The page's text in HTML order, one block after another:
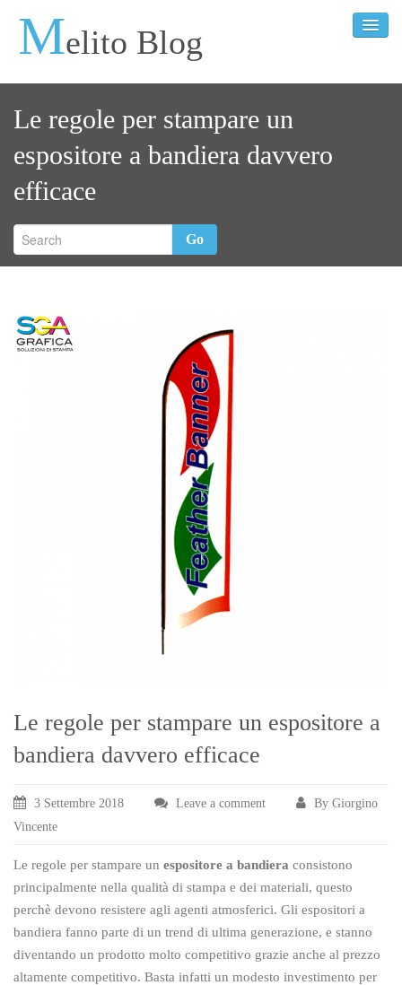
Melito Blog
Le regole per stampare un
espositore a bandiera davvero
efficace
Go
Le regole per stampare un espositore a
bandiera davvero efficace
3 Settembre 2018 Leave a comment
By Giorgino
Vincente
Le regole per stampare un espositore a bandiera consistono
principalmente nella qualità di stampa e dei materiali, questo
perchè devono resistere agli agenti atmosferici. Gli espositori a
bandiera fanno parte di un trend di ultima generazione, e stanno
diventando un prodotto molto competitivo grazie anche al prezzo
altamente competitivo. Basta infatti un modesto investimento per